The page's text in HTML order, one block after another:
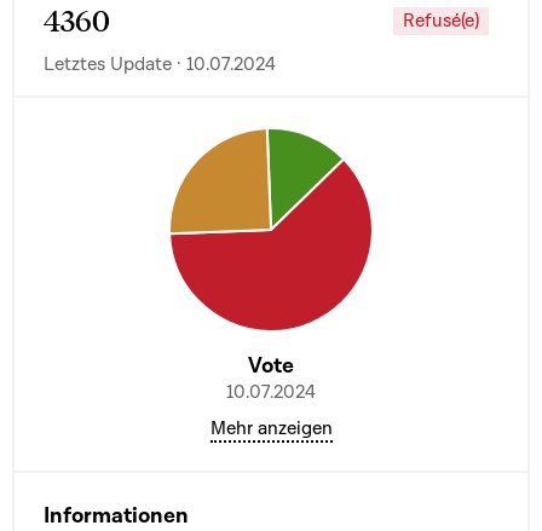
4360
Refusé(e)
Letztes Update · 10.07.2024
Vote
10.07.2024
Mehr anzeigen
Informationen